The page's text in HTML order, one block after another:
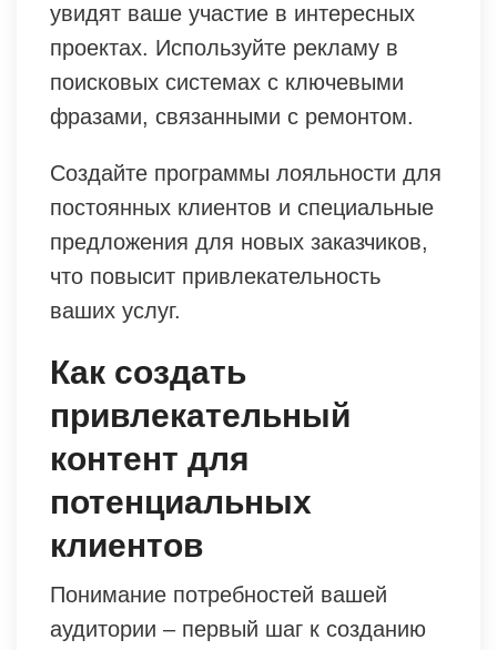
увидят ваше участие в интересных
проектах. Используйте рекламу в
поисковых системах с ключевыми
фразами, связанными с ремонтом.
Создайте программы лояльности для
постоянных клиентов и специальные
предложения для новых заказчиков,
что повысит привлекательность
ваших услуг.
Как создать
привлекательный
контент для
потенциальных
клиентов
Понимание потребностей вашей
аудитории – первый шаг к созданию